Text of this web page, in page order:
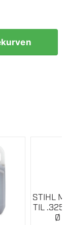
STIHL
TIL .325″
Ø